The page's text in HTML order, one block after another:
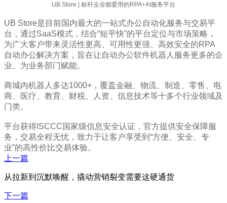
UB Store | 标杆企业都爱用的RPA+AI服务平台
UB Store是目前国内最大的一站式办公自动化服务与交易平
台，通过SaaS模式，结合“短平快”的平台定位与市场策略，
为广大客户带来灵活性更高、可用性更强、高效安全的RPA
自动办公解决方案，旨在让自动办公软件机器人服务更多的企
业、为业务部门赋能。
商城内机器人多达1000+，覆盖金融、物流、制造、零售、电
商、医疗、教育、财税、人资、信息技术等十多个行业领域及
门类。
平台获得ISCCC国家级信息安全认证，官方提供安全保障服
务，交易全程无忧，致力于让客户享受到“方便、安全、专
业”的高性价比交易体验。
上一篇
从拉新到沉默唤醒，撬动营销裂变需要这硬通货
下一篇